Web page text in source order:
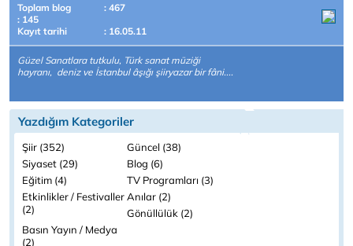
Toplam blog
: 467
: 145
Kayıt tarihi
: 16.05.11
Güzel Sanatlara tutkulu, Türk sanat müziği
hayranı, deniz ve İstanbul âşığı şiiryazar bir fâni....
Yazdığım Kategoriler
Şiir (352)
Güncel (38)
Siyaset (29)
Blog (6)
Eğitim (4)
TV Programları (3)
Etkinlikler / Festivaller
(2)
Anılar (2)
Gönüllülük (2)
Basın Yayın / Medya
(2)